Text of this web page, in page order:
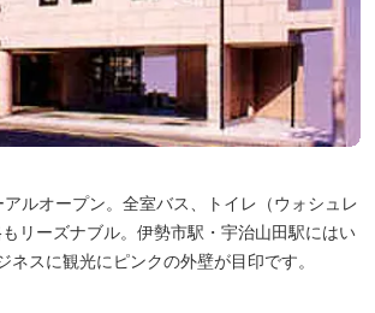
ルオープン。全室バス、トイレ（ウォシュレ
リーズナブル。伊勢市駅・宇治山田駅にはい
ネスに観光にピンクの外壁が目印です。